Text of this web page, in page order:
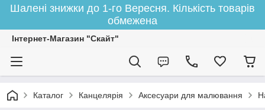
Шалені знижки до 1-го Вересня. Кількість товарів
обмежена
Інтернет-Магазин "Скайт"
Каталог Канцелярія Аксесуари для малювання